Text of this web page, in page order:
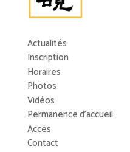
Actualités
Inscription
Horaires
Photos
Vidéos
Permanence d’accueil
Accès
Contact